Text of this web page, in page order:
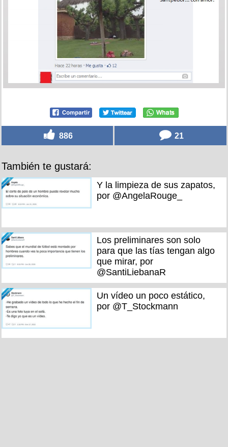
886 21
También te gustará:
Y la limpieza de sus zapatos,
por @AngelaRouge_
Los preliminares son solo
para que las tías tengan algo
que mirar, por
@SantiLiebanaR
Un vídeo un poco estático,
por @T_Stockmann